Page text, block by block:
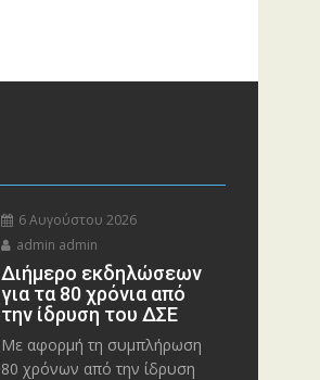
6 Αυγούστου 2026
admin admin
Διήμερο εκδηλώσεων
για τα 80 χρόνια από
την ίδρυση του ΔΣΕ
Με αφορμή τη συμπλήρωση
80 χρόνων από την ίδρυση